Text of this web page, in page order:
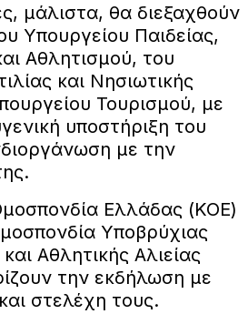
μάλιστα, θα διεξαχθούν
Υπουργείου Παιδείας,
Αθλητισμού, του
και Νησιωτικής
Τουρισμού, με
υποστήριξη του
με την
Ελλάδας (ΚΟΕ)
Υποβρύχιας
Αθλητικής Αλιείας
την εκδήλωση με
στελέχη τους.